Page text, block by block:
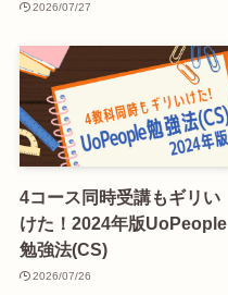
2026/07/27
4コース同時受講もギリい
けた！2024年版UoPeople
勉強法(CS)
2026/07/26